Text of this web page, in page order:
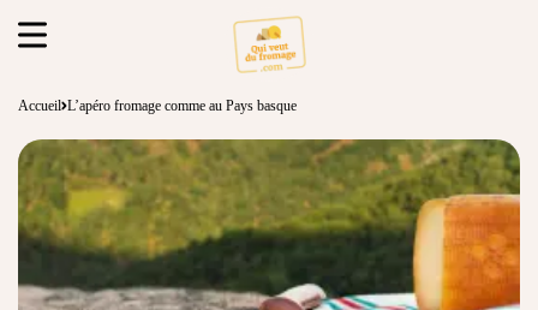
Accueil L’apéro fromage comme au Pays basque